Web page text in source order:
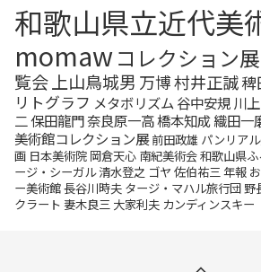
和歌山県立近代美
momawコレクション展
覧会 上山鳥城男 万博村井正誠稗
リトグラフ メタボリズム 谷中安規 川
二保田龍門奈良原一高橋本知成織田一
美術館コレクション展 前田政雄 パンリア
画 日本美術院 岡倉天心 南紀美術会和歌山県
ージ・シーガル清水登之 ゴヤ 佐伯祐三年報
ー美術館長谷川時夫 タージ・マハル旅行団野
クラート 妻木良三 大家利夫 カンディンスキー